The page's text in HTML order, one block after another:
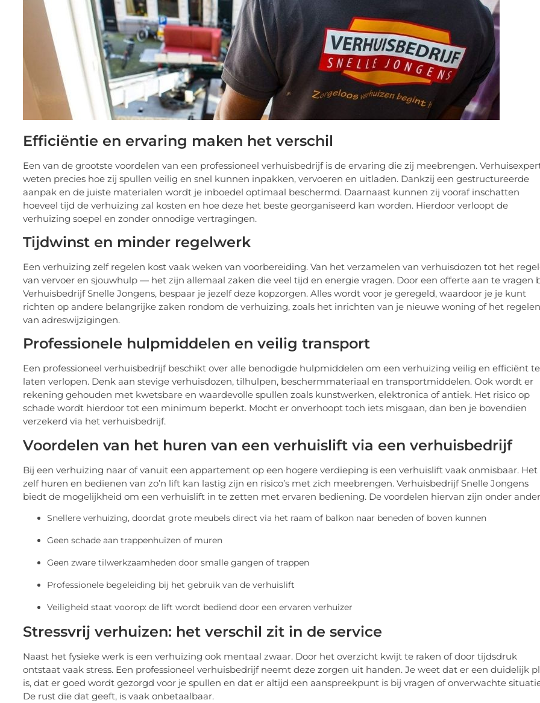
Efficiëntie en ervaring maken het verschil
Een van de grootste voordelen van een professioneel verhuisbedrijf is de ervaring die zij meebrengen.
weten precies hoe zij spullen veilig en snel kunnen inpakken, vervoeren en uitladen. Dankzij een gestructureerde
aanpak en de juiste materialen wordt je inboedel optimaal beschermd. Daarnaast kunnen zij vooraf inschatten
hoeveel tijd de verhuizing zal kosten en hoe deze het beste georganiseerd kan worden. Hierdoor verloopt de
verhuizing soepel en zonder onnodige vertragingen.
Tijdwinst en minder regelwerk
Een verhuizing zelf regelen kost vaak weken van voorbereiding. Van het verzamelen van verhuisdozen tot het
van vervoer en sjouwhulp — het zijn allemaal zaken die veel tijd en energie vragen. Door een offerte aan te vragen
Verhuisbedrijf Snelle Jongens, bespaar je jezelf deze kopzorgen. Alles wordt voor je geregeld, waardoor je je kunt
richten op andere belangrijke zaken rondom de verhuizing, zoals het inrichten van je nieuwe woning of het regelen
van adreswijzigingen.
Professionele hulpmiddelen en veilig transport
Een professioneel verhuisbedrijf beschikt over alle benodigde hulpmiddelen om een verhuizing veilig en efficiënt te
laten verlopen. Denk aan stevige verhuisdozen, tilhulpen, beschermmateriaal en transportmiddelen. Ook wordt er
rekening gehouden met kwetsbare en waardevolle spullen zoals kunstwerken, elektronica of antiek. Het risico op
schade wordt hierdoor tot een minimum beperkt. Mocht er onverhoopt toch iets misgaan, dan ben je bovendien
verzekerd via het verhuisbedrijf.
Voordelen van het huren van een verhuislift via een verhuisbedrijf
Bij een verhuizing naar of vanuit een appartement op een hogere verdieping is een verhuislift vaak onmisbaar. Het
zelf huren en bedienen van zo’n lift kan lastig zijn en risico’s met zich meebrengen. Verhuisbedrijf Snelle Jongens
biedt de mogelijkheid om een verhuislift in te zetten met ervaren bediening. De voordelen hiervan zijn onder
Snellere verhuizing, doordat grote meubels direct via het raam of balkon naar beneden of boven kunnen
Geen schade aan trappenhuizen of muren
Geen zware tilwerkzaamheden door smalle gangen of trappen
Professionele begeleiding bij het gebruik van de verhuislift
Veiligheid staat voorop: de lift wordt bediend door een ervaren verhuizer
Stressvrij verhuizen: het verschil zit in de service
Naast het fysieke werk is een verhuizing ook mentaal zwaar. Door het overzicht kwijt te raken of door tijdsdruk
ontstaat vaak stress. Een professioneel verhuisbedrijf neemt deze zorgen uit handen. Je weet dat er een duidelijk
is, dat er goed wordt gezorgd voor je spullen en dat er altijd een aanspreekpunt is bij vragen of onverwachte
De rust die dat geeft, is vaak onbetaalbaar.